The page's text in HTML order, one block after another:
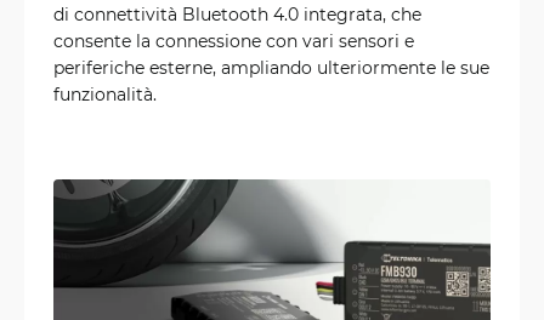
di connettività Bluetooth 4.0 integrata, che
consente la connessione con vari sensori e
periferiche esterne, ampliando ulteriormente le sue
funzionalità.